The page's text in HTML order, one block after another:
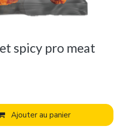
spicy pro meat
Ajouter au panier